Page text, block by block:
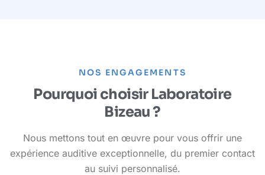
NOS ENGAGEMENTS
Pourquoi choisir Laboratoire
Bizeau ?
Nous mettons tout en œuvre pour vous offrir une
expérience auditive exceptionnelle, du premier contact
au suivi personnalisé.